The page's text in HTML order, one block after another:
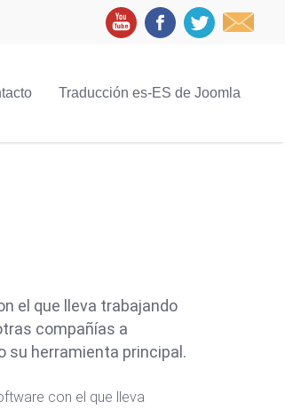
Traducción es-ES de Joomla
el que lleva trabajando
compañías a
su herramienta principal.
con el que lleva